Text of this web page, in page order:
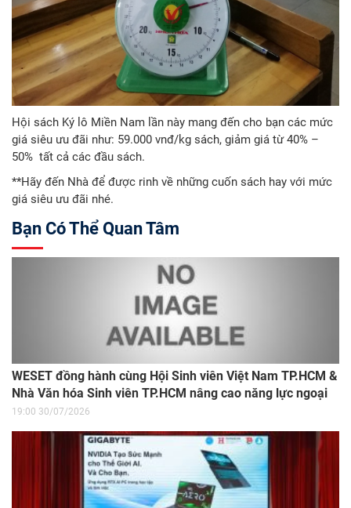
Hội sách Ký lô Miền Nam lần này mang đến cho bạn các mức
giá siêu ưu đãi như: 59.000 vnđ/kg sách, giảm giá từ 40% –
50% tất cả các đầu sách.
**Hãy đến Nhà để được rinh về những cuốn sách hay với mức
giá siêu ưu đãi nhé.
Bạn Có Thể Quan Tâm
WESET đồng hành cùng Hội Sinh viên Việt Nam TP.HCM &
Nhà Văn hóa Sinh viên TP.HCM nâng cao năng lực ngoại
ngữ cho sinh viên
19:00 30/07/2026